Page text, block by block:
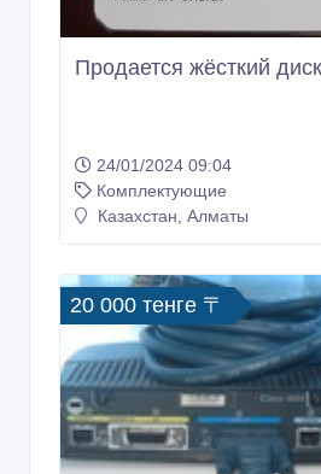
Продается жёсткий
24/01/2024 09:04
Комплектующие
Казахстан, Алматы
20 000 тенге 〒